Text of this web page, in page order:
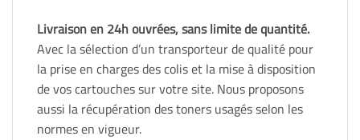
Livraison en 24h ouvrées, sans limite de quantité.
Avec la sélection d’un transporteur de qualité pour
la prise en charges des colis et la mise à disposition
de vos cartouches sur votre site. Nous proposons
aussi la récupération des toners usagés selon les
normes en vigueur.